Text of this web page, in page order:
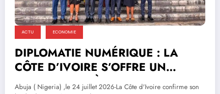
ACTU ECONOMIE
DIPLOMATIE NUMÉRIQUE : LA
CÔTE D’IVOIRE S’OFFRE UN
DOUBLE SUCCÈS AU NIGERIA
Abuja ( Nigeria) ,le 24 juillet 2026-La Côte d'Ivoire confirme son